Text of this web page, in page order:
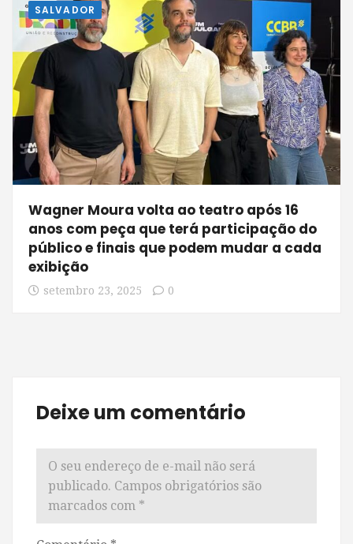
SALVADOR
Wagner Moura volta ao teatro após 16
anos com peça que terá participação do
público e finais que podem mudar a cada
exibição
setembro 23, 2025 0
Deixe um comentário
O seu endereço de e-mail não será
publicado. Campos obrigatórios são
marcados com *